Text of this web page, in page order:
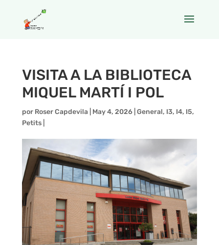
VISITA A LA BIBLIOTECA
MIQUEL MARTÍ I POL
por Roser Capdevila May 4, 2026| General, I3, I4, I5,
Petits|